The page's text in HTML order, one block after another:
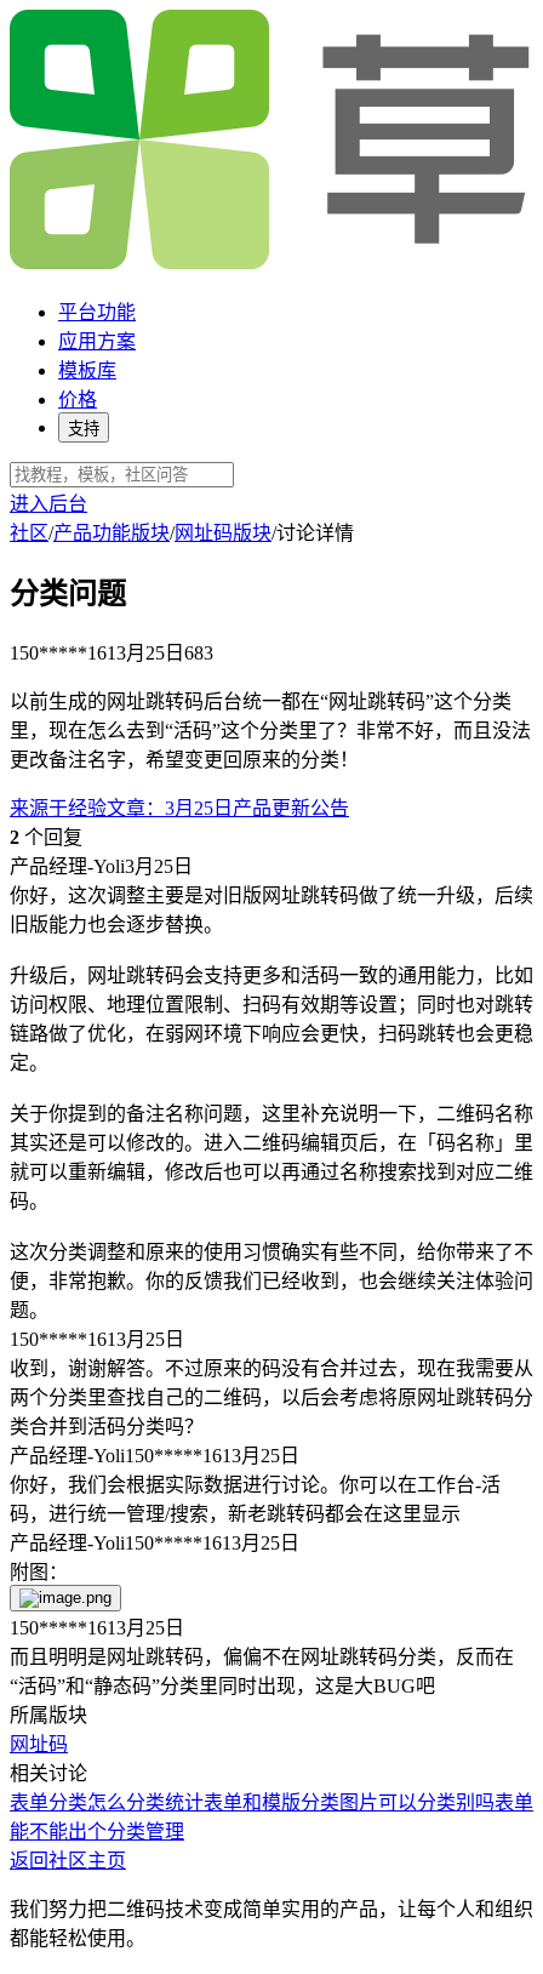
平台功能
应用方案
模板库
价格
支持
进入后台
社区/产品功能版块/网址码版块/讨论详情
分类问题
150*****1613月25日 683
以前生成的网址跳转码后台统一都在“网址跳转码”这个分类
里，现在怎么去到“活码”这个分类里了？非常不好，而且没法
更改备注名字，希望变更回原来的分类！
来源于经验文章： 3月25日产品更新公告
2 个回复
产品经理-Yoli3月25日
你好，这次调整主要是对旧版网址跳转码做了统一升级，后续
旧版能力也会逐步替换。
升级后，网址跳转码会支持更多和活码一致的通用能力，比如
访问权限、地理位置限制、扫码有效期等设置；同时也对跳转
链路做了优化，在弱网环境下响应会更快，扫码跳转也会更稳
定。
关于你提到的备注名称问题，这里补充说明一下，二维码名称
其实还是可以修改的。进入二维码编辑页后，在「码名称」里
就可以重新编辑，修改后也可以再通过名称搜索找到对应二维
码。
这次分类调整和原来的使用习惯确实有些不同，给你带来了不
便，非常抱歉。你的反馈我们已经收到，也会继续关注体验问
题。
150*****1613月25日
收到，谢谢解答。不过原来的码没有合并过去，现在我需要从
两个分类里查找自己的二维码，以后会考虑将原网址跳转码分
类合并到活码分类吗？
产品经理-Yoli150*****1613月25日
你好，我们会根据实际数据进行讨论。你可以在工作台-活
码，进行统一管理/搜索，新老跳转码都会在这里显示
产品经理-Yoli150*****1613月25日
附图：
150*****1613月25日
而且明明是网址跳转码，偏偏不在网址跳转码分类，反而在
“活码”和“静态码”分类里同时出现，这是大BUG吧
所属版块
网址码
相关讨论
表单分类怎么分类统计表单和模版分类 图片可以分类别吗表单
能不能出个分类管理
返回社区主页
我们努力把二维码技术变成简单实用的产品，让每个人和组织
都能轻松使用。